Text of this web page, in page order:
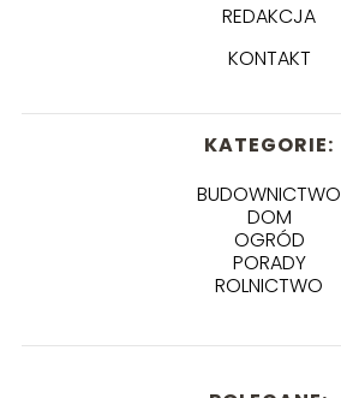
REDAKCJA
KONTAKT
KATEGORIE:
BUDOWNICTWO
DOM
OGRÓD
PORADY
ROLNICTWO